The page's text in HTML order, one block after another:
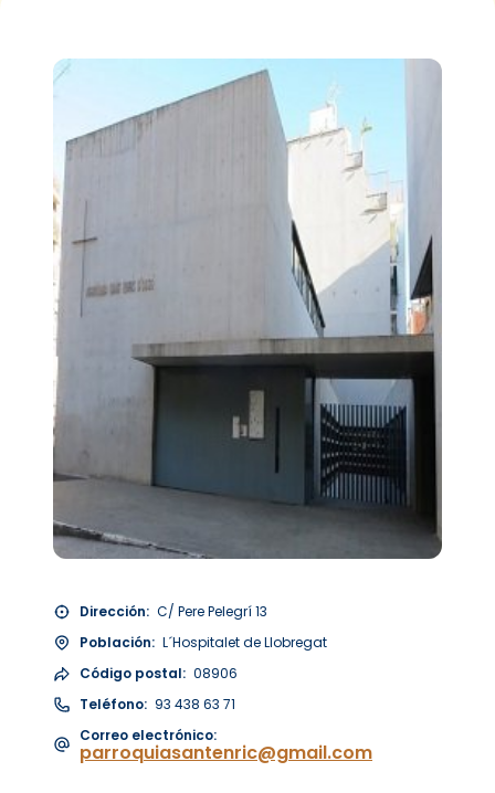
Dirección: C/ Pere Pelegrí 13
Población: L´Hospitalet de Llobregat
Código postal: 08906
Teléfono: 93 438 63 71
Correo electrónico:
parroquiasantenric@gmail.com